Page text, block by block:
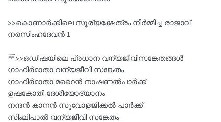
>>കൊണാർക്കിലെ സൂര്യക്ഷേത്രം നിർമ്മിച്ച രാജാവ്‌
നരസിംഹദേവൻ 1
>>ഒഡീഷയിലെ പ്രധാന വന്യജീവിസങ്കേതങ്ങൾ
ഗാഹിർമാതാ വന്യജീവി സങ്കേതം
ഗാഹിർമാതാ മറൈൻ നാഷണൽപാർക്ക്‌
ഉഷകോതി ദേശീയോദ്യാനം
നന്ദൻ കാനൻ സുവോളജിക്കൽ പാർക്ക്‌
സിംലിപാൽ വന്യജീവി സങ്കേതം